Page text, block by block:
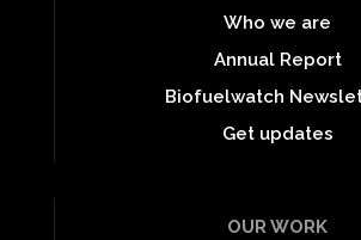
Who we are
Annual Report
Biofuelwatch
Get updates
OUR WORK